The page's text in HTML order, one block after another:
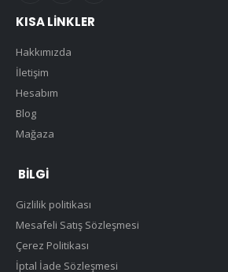
KISA LINKLER
Hakkımızda
İletişim
Hesabım
Blog
Mağaza
BILGI
Gizlilik politikası
Mesafeli Satış Sözleşmesi
Çerez Politikası
İptal İade Sözleşmesi